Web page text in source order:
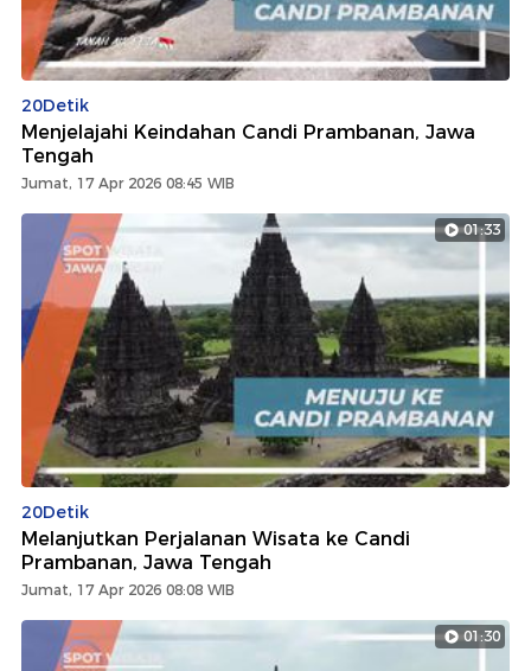
20Detik
Menjelajahi Keindahan Candi Prambanan, Jawa
Tengah
Jumat, 17 Apr 2026 08:45 WIB
01:33
20Detik
Melanjutkan Perjalanan Wisata ke Candi
Prambanan, Jawa Tengah
Jumat, 17 Apr 2026 08:08 WIB
01:30